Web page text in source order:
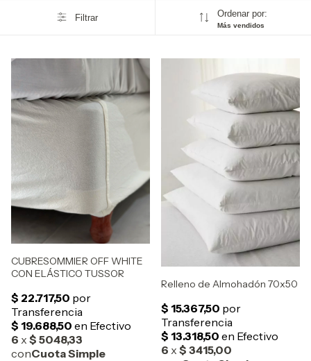
Filtrar Ordenar por:
Más vendidos
CUBRESOMMIER OFF WHITE
CON ELÁSTICO TUSSOR
Relleno de Almohadón 70x50